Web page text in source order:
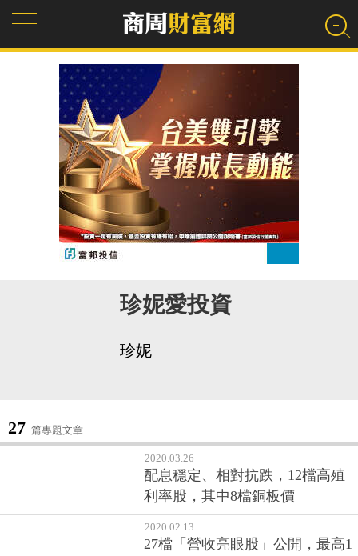
珍妮愛投資
珍妮
27 篇專題文章
2020.03.26
配息穩定、相對抗跌，12檔高殖
利率股，其中8檔銅板價
2020.02.13
27檔「營收亮眼股」公開，最高1